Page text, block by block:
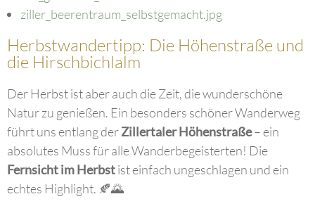
Herbstwandertipp: Die Höhenstraße und
die Hirschbichlalm
Der Herbst ist aber auch die Zeit, die wunderschöne
Natur zu genießen. Ein besonders schöner Wanderweg
führt uns entlang derZillertaler Höhenstraße– ein
absolutes Muss für alle Wanderbegeisterten! Die
Fernsicht im Herbstist einfach ungeschlagen und ein
echtes Highlight. 🍂🌄